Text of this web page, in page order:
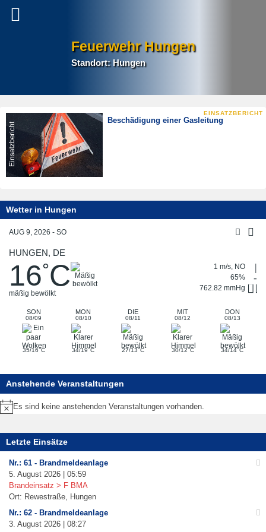
Feuerwehr Hungen
Standort: Hungen
Beschädigung einer Gasleitung
Wetter in Hungen
AUG 9, 2026 - SO
HUNGEN, DE
16°C
mäßig bewölkt
1 m/s, NO
65%
762.82 mmHg
SON
08/09
MON
08/10
DIE
08/11
MIT
08/12
DON
08/13
35/16°C 34/19°C 27/13°C 30/12°C 34/14°C
Anstehende Veranstaltungen
Hinweis
Es sind keine anstehenden Veranstaltungen vorhanden.
Letzte Einsätze
Nr.: 61 - Brandmeldeanlage
5. August 2026 | 05:59
Brandeinsatz > F BMA
Ort: Rewestraße, Hungen
Nr.: 62 - Brandmeldeanlage
3. August 2026 | 08:27